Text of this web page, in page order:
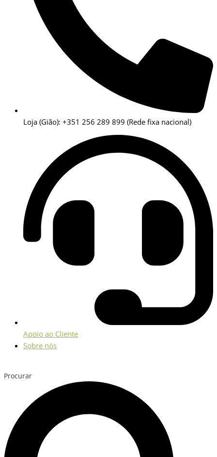
Loja (Gião): +351 256 289 899 (Rede fixa nacional)
Apoio ao Cliente
Sobre nós
Procurar